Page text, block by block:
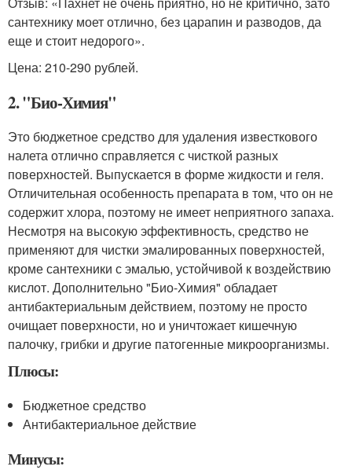
сантехнику моет отлично, без царапин и разводов, да
еще и стоит недорого».
Цена: 210-290 рублей.
2. "Био-Химия"
Это бюджетное средство для удаления известкового
налета отлично справляется с чисткой разных
поверхностей. Выпускается в форме жидкости и геля.
Отличительная особенность препарата в том, что он не
содержит хлора, поэтому не имеет неприятного запаха.
Несмотря на высокую эффективность, средство не
применяют для чистки эмалированных поверхностей,
кроме сантехники с эмалью, устойчивой к воздействию
кислот. Дополнительно "Био-Химия" обладает
антибактериальным действием, поэтому не просто
очищает поверхности, но и уничтожает кишечную
палочку, грибки и другие патогенные микроорганизмы.
Плюсы:
Бюджетное средство
Антибактериальное действие
Минусы: